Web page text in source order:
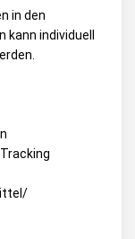
in den
individuell